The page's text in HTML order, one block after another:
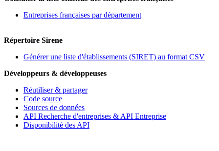
Entreprises françaises par département
Répertoire Sirene
Générer une liste d'établissements (SIRET) au format CSV
Développeurs & développeuses
Réutiliser & partager
Code source
Sources de données
API Recherche d'entreprises & API Entreprise
Disponibilité des API